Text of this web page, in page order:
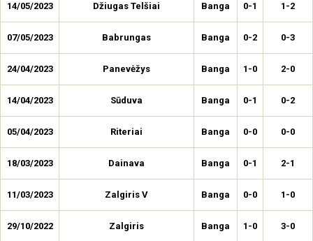
14/05/2023 Džiugas Telšiai Banga 0-1 1-2
07/05/2023 Babrungas Banga 0-2 0-3
24/04/2023 Panevėžys Banga 1-0 2-0
14/04/2023 Sūduva Banga 0-1 0-2
05/04/2023 Riteriai Banga 0-0 0-0
18/03/2023 Dainava Banga 0-1 2-1
11/03/2023 Zalgiris V Banga 0-0 1-0
29/10/2022 Zalgiris Banga 1-0 3-0